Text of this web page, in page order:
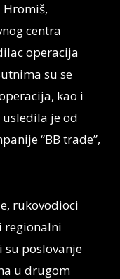
centra
operacija
su se
kao i
usledila je od
“BB trade”,
rukovodioci
regionalni
poslovanje
u drugom